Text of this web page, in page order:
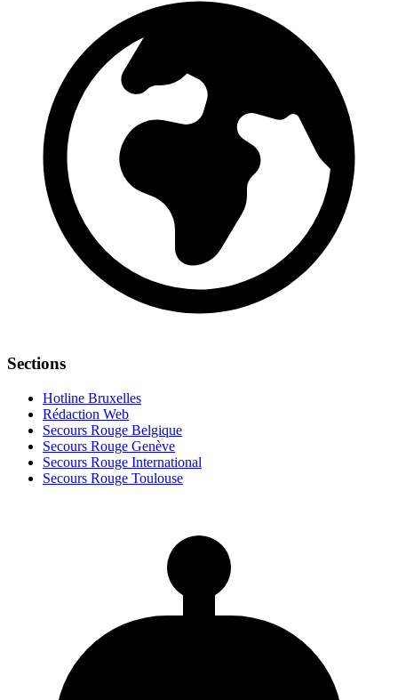
Sections
Hotline Bruxelles
Rédaction Web
Secours Rouge Belgique
Secours Rouge Genève
Secours Rouge International
Secours Rouge Toulouse